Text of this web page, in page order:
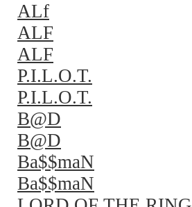
ALf
ALF
ALF
P.I.L.O.T.
P.I.L.O.T.
B@D
B@D
Ba$$maN
Ba$$maN